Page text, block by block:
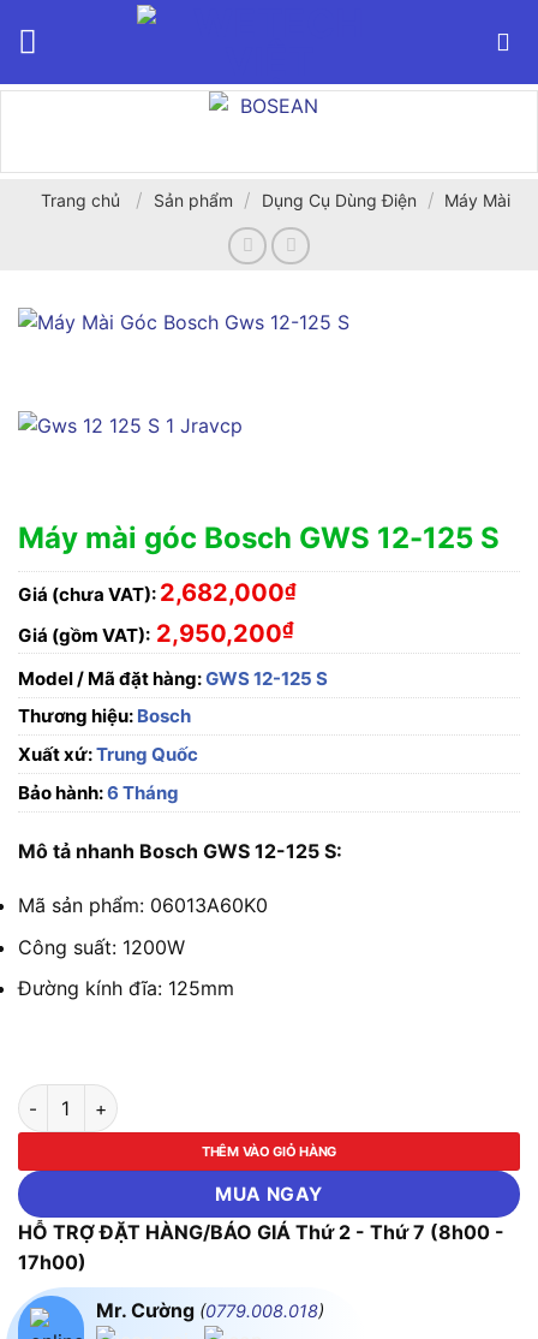
Trang chủ / Sản phẩm / Dụng Cụ Dùng Điện / Máy Mài
Máy mài góc Bosch GWS 12-125 S
Giá (chưa VAT): 2,682,000₫
Giá (gồm VAT): 2,950,200₫
Model / Mã đặt hàng:GWS 12-125 S
Thương hiệu: Bosch
Xuất xứ:Trung Quốc
Bảo hành:6 Tháng
Mô tả nhanh Bosch GWS 12-125 S:
Mã sản phẩm: 06013A60K0
Công suất: 1200W
Đường kính đĩa: 125mm
Máy mài góc Bosch GWS 12-125 S số lượng
THÊM VÀO GIỎ HÀNG
MUA NGAY
HỖ TRỢ ĐẶT HÀNG/BÁO GIÁ Thứ 2 - Thứ 7 (8h00 -
17h00)
Mr. Cường (0779.008.018)